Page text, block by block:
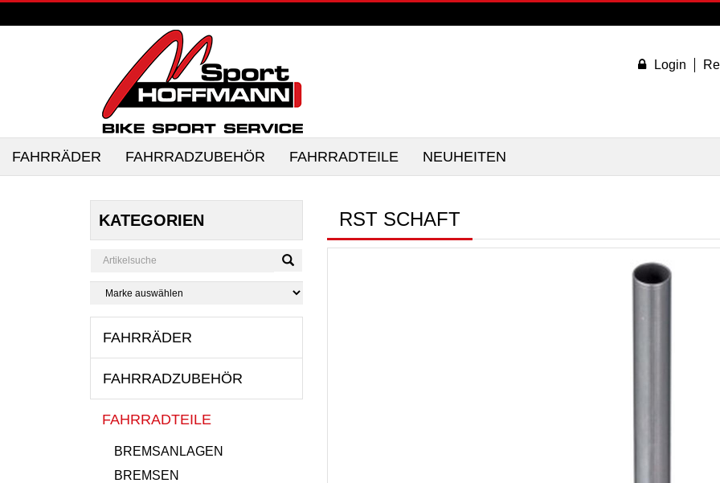
Login
FAHRRÄDER FAHRRADZUBEHÖR FAHRRADTEILE NEUHEITEN
KATEGORIEN
FAHRRÄDER
FAHRRADZUBEHÖR
FAHRRADTEILE
BREMSANLAGEN
BREMSEN
RST SCHAFT